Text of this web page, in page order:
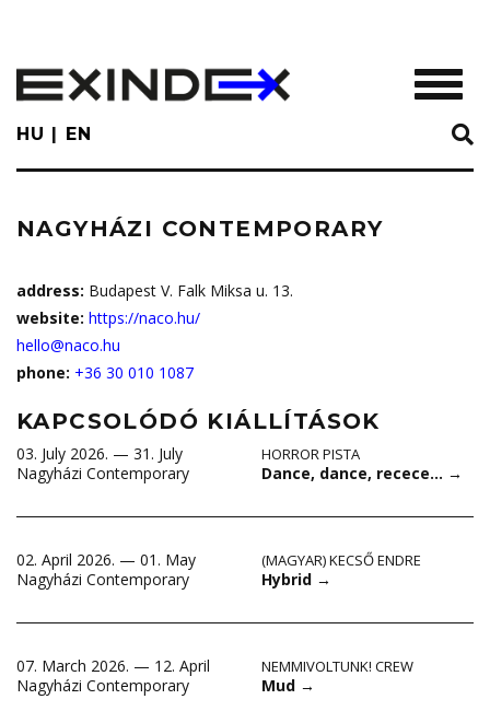
main
content
HU EN
NAGYHÁZI CONTEMPORARY
address: Budapest V. Falk Miksa u. 13.
website: https://naco.hu/
hello@naco.hu
phone: +36 30 010 1087
KAPCSOLÓDÓ KIÁLLÍTÁSOK
03. July 2026. — 31. July
Nagyházi Contemporary
HORROR PISTA
Dance, dance, recece… →
02. April 2026. — 01. May
Nagyházi Contemporary
(MAGYAR) KECSŐ ENDRE
Hybrid →
07. March 2026. — 12. April
Nagyházi Contemporary
NEMMIVOLTUNK! CREW
Mud →